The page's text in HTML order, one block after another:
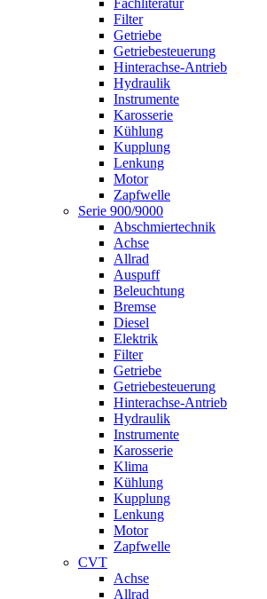
Filter
Getriebe
Getriebesteuerung
Hinterachse-Antrieb
Hydraulik
Instrumente
Karosserie
Kühlung
Kupplung
Lenkung
Motor
Zapfwelle
Serie 900/9000
Abschmiertechnik
Achse
Allrad
Auspuff
Beleuchtung
Bremse
Diesel
Elektrik
Filter
Getriebe
Getriebesteuerung
Hinterachse-Antrieb
Hydraulik
Instrumente
Karosserie
Klima
Kühlung
Kupplung
Lenkung
Motor
Zapfwelle
CVT
Achse
Allrad